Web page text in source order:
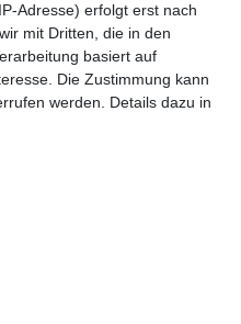
Adresse) erfolgt erst nach
mit Dritten, die in den
basiert auf
Die Zustimmung kann
werden. Details dazu in